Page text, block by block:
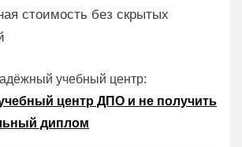
стоимость без скрытых
учебный центр:
центр ДПО и не получить
диплом